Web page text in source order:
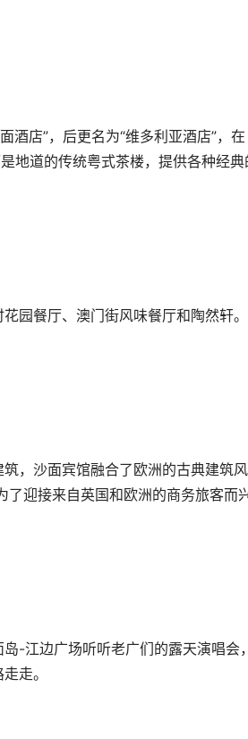
酒店”，后更名为“维多利亚酒店”，在
地道的传统粤式茶楼，提供各种经典
园餐厅、澳门街风味餐厅和陶然轩
，沙面宾馆融合了欧洲的古典建筑
迎接来自英国和欧洲的商务旅客而
-江边广场听听老广们的露天演唱会
走。